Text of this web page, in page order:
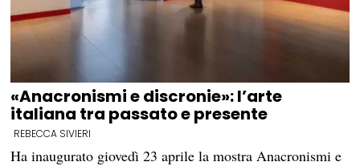
«Anacronismi e discronie»: l’arte
italiana tra passato e presente
REBECCA SIVIERI
Ha inaugurato giovedì 23 aprile la mostra Anacronismi e